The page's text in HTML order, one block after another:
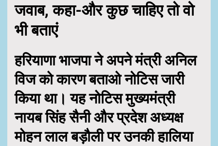
जवाब, कहा-और कुछ चाहिए तो वो
भी बताएं
हरियाणा भाजपा ने अपने मंत्री अनिल
विज को कारण बताओ नोटिस जारी
किया था। यह नोटिस मुख्यमंत्री
नायब सिंह सैनी और प्रदेश अध्यक्ष
मोहन लाल बड़ौली पर उनकी हालिया